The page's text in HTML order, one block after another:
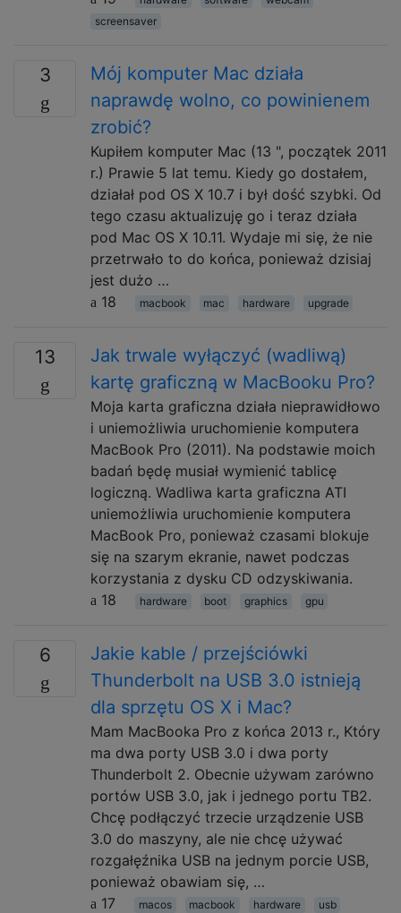
screensaver
3
Mój komputer Mac działa
naprawdę wolno, co powinienem
zrobić?
Kupiłem komputer Mac (13 ", początek 2011
r.) Prawie 5 lat temu. Kiedy go dostałem,
działał pod OS X 10.7 i był dość szybki. Od
tego czasu aktualizuję go i teraz działa
pod Mac OS X 10.11. Wydaje mi się, że nie
przetrwało to do końca, ponieważ dzisiaj
jest dużo …
18
macbook mac hardware upgrade
13
Jak trwale wyłączyć (wadliwą)
kartę graficzną w MacBooku Pro?
Moja karta graficzna działa nieprawidłowo
i uniemożliwia uruchomienie komputera
MacBook Pro (2011). Na podstawie moich
badań będę musiał wymienić tablicę
logiczną. Wadliwa karta graficzna ATI
uniemożliwia uruchomienie komputera
MacBook Pro, ponieważ czasami blokuje
się na szarym ekranie, nawet podczas
korzystania z dysku CD odzyskiwania.
18
hardware boot graphics gpu
6
Jakie kable / przejściówki
Thunderbolt na USB 3.0 istnieją
dla sprzętu OS X i Mac?
Mam MacBooka Pro z końca 2013 r., Który
ma dwa porty USB 3.0 i dwa porty
Thunderbolt 2. Obecnie używam zarówno
portów USB 3.0, jak i jednego portu TB2.
Chcę podłączyć trzecie urządzenie USB
3.0 do maszyny, ale nie chcę używać
rozgałęźnika USB na jednym porcie USB,
ponieważ obawiam się, …
17
macos macbook hardware
usb